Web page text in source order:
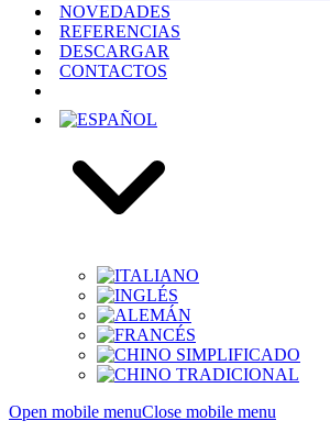
NOVEDADES
REFERENCIAS
DESCARGAR
CONTACTOS
Open mobile menuClose mobile menu